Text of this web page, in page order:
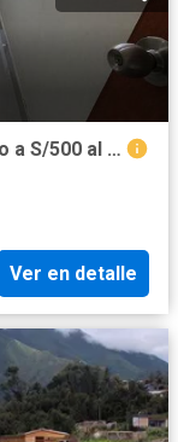
Departamento en alquiler en Chiclayo a S/500 al mes
Ver en detalle